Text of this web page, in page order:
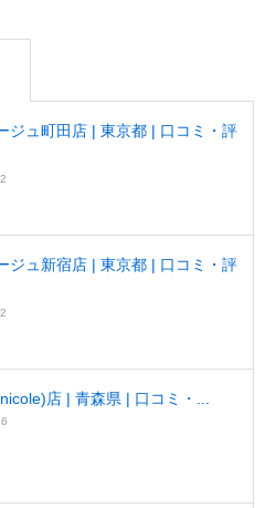
ジュ町田店 | 東京都 | 口コミ・評
ジュ新宿店 | 東京都 | 口コミ・評
店 | 青森県 | 口コミ・...